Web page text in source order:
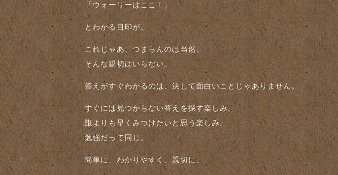
「ウォーリーはここ！」
とわかる目印が。
これじゃあ、つまらんのは当然。
そんな親切はいらない。
答えがすぐわかるのは、決して面白いことじゃありません。
すぐには見つからない答えを探す楽しみ。
誰よりも早くみつけたいと思う楽しみ。
勉強だって同じ。
簡単に、わかりやすく、親切に、